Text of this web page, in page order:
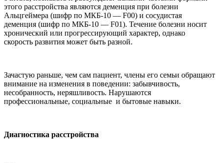
этого расстройства являются деменция при болезни
Альцгеймера (шифр по МКБ-10 — F00) и сосудистая
деменция (шифр по МКБ-10 — F01). Течение болезни носит
хронический или прогрессирующий характер, однако
скорость развития может быть разной.
Зачастую раньше, чем сам пациент, члены его семьи обращают
внимание на изменения в поведении: забывчивость,
несобранность, неряшливость. Нарушаются
профессиональные, социальные и бытовые навыки.
Диагностика расстройства